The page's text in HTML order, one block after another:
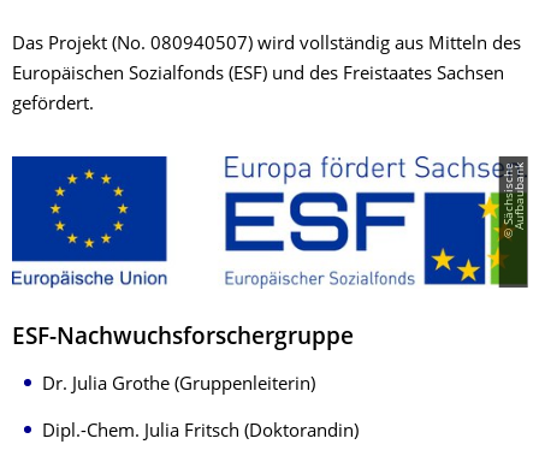
Das Projekt (No. 080940507) wird vollständig aus Mitteln des
Europäischen Sozialfonds (ESF) und des Freistaates Sachsen
gefördert.
©
S
ä
c
h
s
i
s
c
h
e
A
u
f
b
a
u
b
a
nk
ESF-Nachwuchsforschergruppe
Dr. Julia Grothe (Gruppenleiterin)
Dipl.-Chem. Julia Fritsch (Doktorandin)